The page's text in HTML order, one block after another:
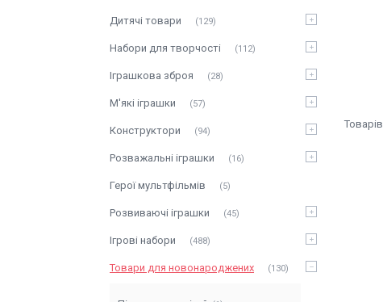
Дитячі товари 129
Набори для творчості 112
Іграшкова зброя 28
М'які іграшки 57
Конструктори 94
Розважальні іграшки 16
Герої мультфільмів 5
Розвиваючі іграшки 45
Ігрові набори 488
Товари для новонароджених 130